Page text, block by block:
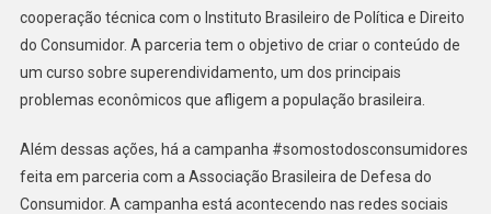
cooperação técnica com o Instituto Brasileiro de Política e Direito
do Consumidor. A parceria tem o objetivo de criar o conteúdo de
um curso sobre superendividamento, um dos principais
problemas econômicos que afligem a população brasileira.
Além dessas ações, há a campanha #somostodosconsumidores
feita em parceria com a Associação Brasileira de Defesa do
Consumidor. A campanha está acontecendo nas redes sociais